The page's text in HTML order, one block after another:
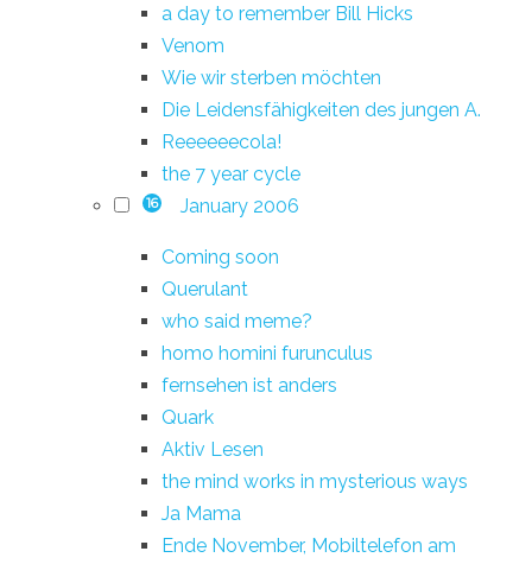
a day to remember Bill Hicks
Venom
Wie wir sterben möchten
Die Leidensfähigkeiten des jungen A.
Reeeeeecola!
the 7 year cycle
16 January 2006
Coming soon
Querulant
who said meme?
homo homini furunculus
fernsehen ist anders
Quark
Aktiv Lesen
the mind works in mysterious ways
Ja Mama
Ende November, Mobiltelefon am